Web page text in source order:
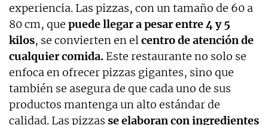
experiencia. Las pizzas, con un tamaño de 60 a
80 cm, que puede llegar a pesar entre 4 y 5
kilos, se convierten en elcentro de atención de
cualquier comida. Este restaurante no solo se
enfoca en ofrecer pizzas gigantes, sino que
también se asegura de que cada uno de sus
productos mantenga un alto estándar de
calidad. Las pizzas se elaboran con ingredientes